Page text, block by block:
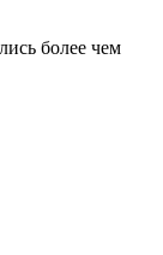
более чем